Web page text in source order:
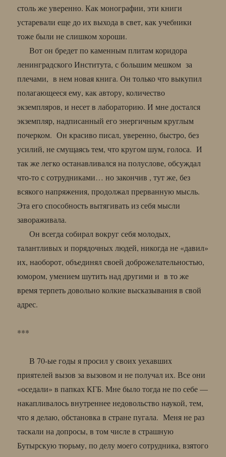
столь же уверенно. Как монографии, эти книги
устаревали еще до их выхода в свет, как учебники
тоже были не слишком хороши.
Вот он бредет по каменным плитам коридора
ленинградского Института, с большим мешком за
плечами, в нем новая книга. Он только что выкупил
полагающееся ему, как автору, количество
экземпляров, и несет в лабораторию. И мне достался
экземпляр, надписанный его энергичным круглым
почерком. Он красиво писал, уверенно, быстро, без
усилий, не смущаясь тем, что кругом шум, голоса. И
так же легко останавливался на полуслове, обсуждал
что-то с сотрудниками… но закончив , тут же, без
всякого напряжения, продолжал прерванную мысль.
Эта его способность вытягивать из себя мысли
завораживала.
Он всегда собирал вокруг себя молодых,
талантливых и порядочных людей, никогда не «давил»
их, наоборот, объединял своей доброжелательностью,
юмором, умением шутить над другими и в то же
время терпеть довольно колкие высказывания в свой
адрес.
***
В 70-ые годы я просил у своих уехавших
приятелей вызов за вызовом и не получал их. Все они
«оседали» в папках КГБ. Мне было тогда не по себе —
накапливалось внутреннее недовольство наукой, тем,
что я делаю, обстановка в стране пугала. Меня не раз
таскали на допросы, в том числе в страшную
Бутырскую тюрьму, по делу моего сотрудника, взятого